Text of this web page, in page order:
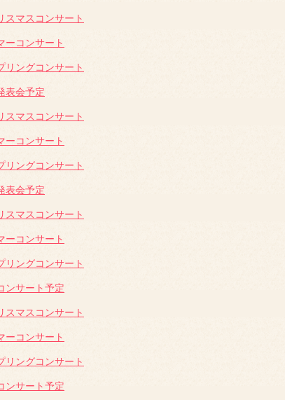
スマスコンサート
ーコンサート
リングコンサート
表会予定
スマスコンサート
ーコンサート
リングコンサート
表会予定
スマスコンサート
ーコンサート
リングコンサート
ンサート予定
スマスコンサート
ーコンサート
リングコンサート
ンサート予定